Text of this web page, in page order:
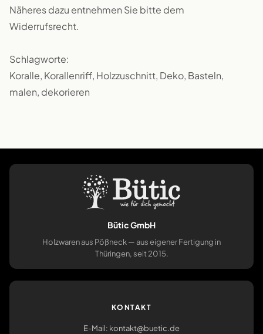
Näheres dazu entnehmen Sie bitte dem
Widerrufsrecht.
Schlagworte:
Koralle, Korallenriff, Holzzuschnitt, Deko, Basteln,
malen, dekorieren
Bütic GmbH
Holzwaren aus Pößneck — aus eigener Fertigung in
Thüringen, seit 2015.
KONTAKT
E-Mail: kontakt@buetic.de